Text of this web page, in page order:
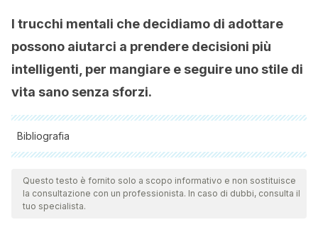
I trucchi mentali che decidiamo di adottare
possono aiutarci a prendere decisioni più
intelligenti, per mangiare e seguire uno stile di
vita sano senza sforzi.
Bibliografia
Tutte le fonti citate sono state esaminate a fondo dal nostro
team per garantirne la qualità, l'affidabilità, l'attualità e la
validità. La bibliografia di questo articolo è stata considerata
Questo testo è fornito solo a scopo informativo e non sostituisce
la consultazione con un professionista. In caso di dubbi, consulta il
tuo specialista.